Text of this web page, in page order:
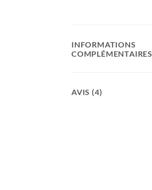
INFORMATIONS
COMPLÉMENTAIRES
AVIS (4)